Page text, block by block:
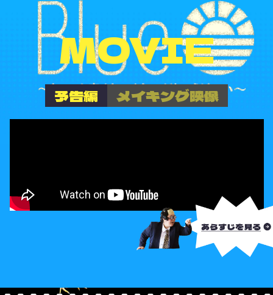
MOVIE
予告編 メイキング映像